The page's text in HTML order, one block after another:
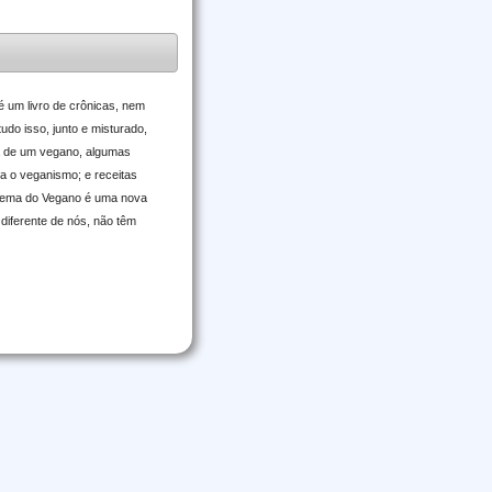
um livro de crônicas, nem
isso, junto e misturado,
um vegano, algumas
o veganismo; e receitas
do Vegano é uma nova
de nós, não têm